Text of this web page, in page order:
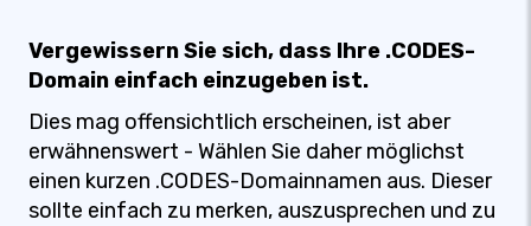
Vergewissern Sie sich, dass Ihre .CODES-
Domain einfach einzugeben ist.
Dies mag offensichtlich erscheinen, ist aber
erwähnenswert - Wählen Sie daher möglichst
einen kurzen .CODES-Domainnamen aus. Dieser
sollte einfach zu merken, auszusprechen und zu